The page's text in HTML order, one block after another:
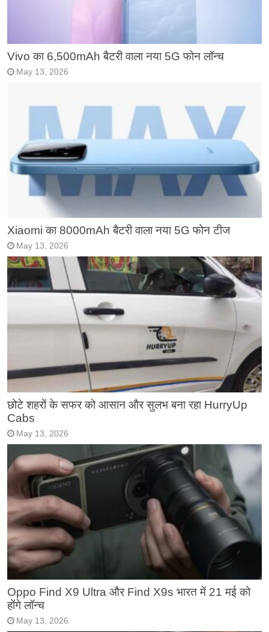
Vivo का 6,500mAh बैटरी वाला नया 5G फोन लॉन्च
May 13, 2026
Xiaomi का 8000mAh बैटरी वाला नया 5G फोन टीज
May 13, 2026
छोटे शहरों के सफर को आसान और सुलभ बना रहा HurryUp
Cabs
May 13, 2026
Oppo Find X9 Ultra और Find X9s भारत में 21 मई को
होंगे लॉन्च
May 13, 2026